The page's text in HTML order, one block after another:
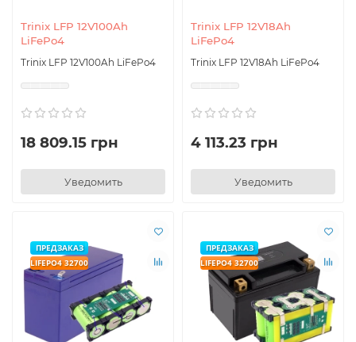
Trinix LFP 12V100Ah
LiFePo4
Trinix LFP 12V100Ah LiFePo4
18 809.15 грн
Уведомить
Trinix LFP 12V18Ah
LiFePo4
Trinix LFP 12V18Ah LiFePo4
4 113.23 грн
Уведомить
ПРЕДЗАКАЗ
LIFEPO4 32700
ПРЕДЗАКАЗ
LIFEPO4 32700